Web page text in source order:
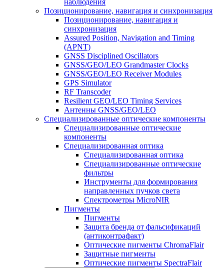
наблюдения
Позиционирование, навигация и синхронизация
Позиционирование, навигация и
синхронизация
Assured Position, Navigation and Timing
(APNT)
GNSS Disciplined Oscillators
GNSS/GEO/LEO Grandmaster Clocks
GNSS/GEO/LEO Receiver Modules
GPS Simulator
RF Transcoder
Resilient GEO/LEO Timing Services
Антенны GNSS/GEO/LEO
Специализированные оптические компоненты
Специализированные оптические
компоненты
Специализированная оптика
Специализированная оптика
Специализированные оптические
фильтры
Инструменты для формирования
направленных пучков света
Спектрометры MicroNIR
Пигменты
Пигменты
Защита бренда от фальсификаций
(антиконтрафакт)
Оптические пигменты ChromaFlair
Защитные пигменты
Оптические пигменты SpectraFlair